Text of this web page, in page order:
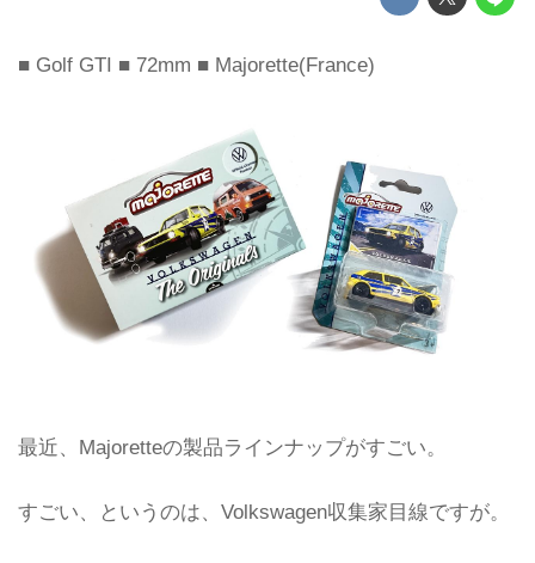
■ Golf GTI ■ 72mm ■ Majorette(France)
最近、Majoretteの製品ラインナップがすごい。
すごい、というのは、Volkswagen収集家目線ですが。